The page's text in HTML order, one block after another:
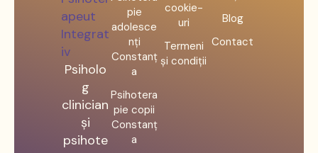
Psiholo
g
clinician
și
psihote
pie
adolesce
nți
Constanț
a
Psihotera
pie copii
Constanț
a
cookie-
uri
Termeni
și condiții
Blog
Contact